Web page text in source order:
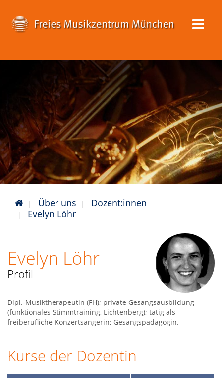
Über uns
Dozent:innen
Evelyn Löhr
Evelyn Löhr
Profil
Dipl.-Musiktherapeutin (FH); private Gesangsausbildung
(funktionales Stimmtraining, Lichtenberg); tätig als
freiberufliche Konzertsängerin; Gesangspädagogin.
Kurse der Dozentin